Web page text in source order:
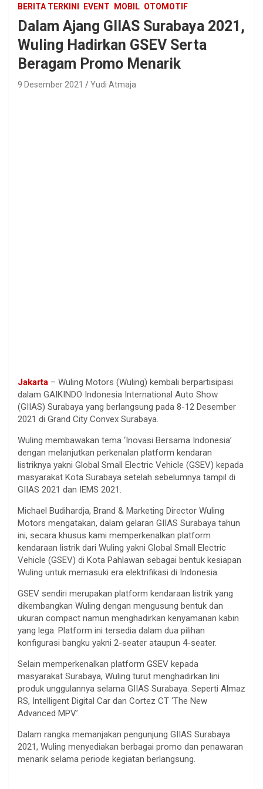
BERITA TERKINI EVENT MOBIL OTOMOTIF
Dalam Ajang GIIAS Surabaya 2021,
Wuling Hadirkan GSEV Serta
Beragam Promo Menarik
9 Desember 2021 Yudi Atmaja
Jakarta – Wuling Motors (Wuling) kembali berpartisipasi
dalam GAIKINDO Indonesia International Auto Show
(GIIAS) Surabaya yang berlangsung pada 8-12 Desember
2021 di Grand City Convex Surabaya.
Wuling membawakan tema ‘Inovasi Bersama Indonesia’
dengan melanjutkan perkenalan platform kendaran
listriknya yakni Global Small Electric Vehicle (GSEV) kepada
masyarakat Kota Surabaya setelah sebelumnya tampil di
GIIAS 2021 dan IEMS 2021.
Michael Budihardja, Brand & Marketing Director Wuling
Motors mengatakan, dalam gelaran GIIAS Surabaya tahun
ini, secara khusus kami memperkenalkan platform
kendaraan listrik dari Wuling yakni Global Small Electric
Vehicle (GSEV) di Kota Pahlawan sebagai bentuk kesiapan
Wuling untuk memasuki era elektrifikasi di Indonesia.
GSEV sendiri merupakan platform kendaraan listrik yang
dikembangkan Wuling dengan mengusung bentuk dan
ukuran compact namun menghadirkan kenyamanan kabin
yang lega. Platform ini tersedia dalam dua pilihan
konfigurasi bangku yakni 2-seater ataupun 4-seater.
Selain memperkenalkan platform GSEV kepada
masyarakat Surabaya, Wuling turut menghadirkan lini
produk unggulannya selama GIIAS Surabaya. Seperti Almaz
RS, Intelligent Digital Car dan Cortez CT ‘The New
Advanced MPV’.
Dalam rangka memanjakan pengunjung GIIAS Surabaya
2021, Wuling menyediakan berbagai promo dan penawaran
menarik selama periode kegiatan berlangsung.